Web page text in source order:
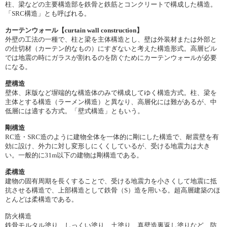
柱、梁などの主要構造部を鉄骨と鉄筋とコンクリートで構成した構造。
「SRC構造」とも呼ばれる。
カーテンウォール【curtain wall construction】
外壁の工法の一種で、柱と梁を主体構造とし、壁は外装材または外部と
の仕切材（カーテン的なもの）にすぎないと考えた構造形式。高層ビル
では地震の時にガラスが割れるのを防ぐためにカーテンウォールが必要
になる。
壁構造
壁体、床版など塀端的な構造体のみで構成してゆく構造方式。柱、梁を
主体とする構造（ラーメン構造）と異なり、高層化には難があるが、中
低層には適する方式。「壁式構造」ともいう。
剛構造
RC造・SRC造のように建物全体を一体的に剛にした構造で、耐震壁を有
効に設け、外力に対し変形しにくくしているが、受ける地震力は大き
い。一般的に31m以下の建物は剛構造である。
柔構造
建物の固有周期を長くすることで、受ける地震力を小さくして地震に抵
抗させる構造で、上部構造として鉄骨（S）造を用いる。超高層建築のほ
とんどは柔構造である。
防火構造
鉄骨モルタル塗り、しっくい塗り、土塗り、真壁造裏返し塗りなど、防